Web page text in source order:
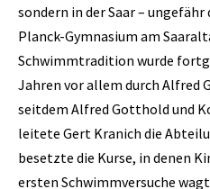
Tai Chi
Yoga
Geräteturnen
Kletterknirpse
Kraft und Fitness
sondern in der Saar –
Planck-Gymnasium am
Schwimmtradition wurde
Jahren vor allem durch Alfred
seitdem Alfred Gotthold und
leitete Gert Kranich die
besetzte die Kurse, in denen
ersten Schwimmversuche